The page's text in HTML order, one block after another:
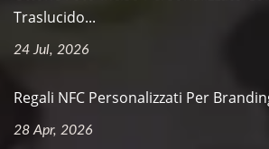
Traslucido...
24 Jul, 2026
Regali NFC Personalizzati Per
28 Apr, 2026